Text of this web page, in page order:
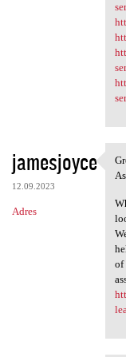
jamesjoyce
12.09.2023
Adres
of